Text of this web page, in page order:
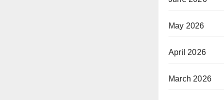
May 2026
April 2026
March 2026